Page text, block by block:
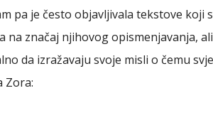
pa je često objavljivala tekstove koji
na značaj njihovog opismenjavanja,
da izražavaju svoje misli o čemu
Zora: